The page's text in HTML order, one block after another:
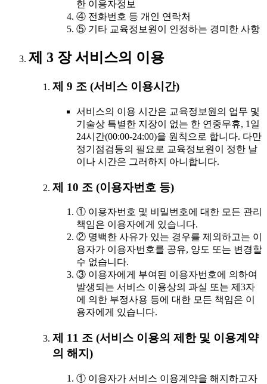
한 이용자정보
④ 전화번호 등 개인 연락처
⑤ 기타 교육정보원이 인정하는 경미한 사항
제 3 장 서비스의 이용
제 9 조 (서비스 이용시간)
서비스의 이용 시간은 교육정보원의 업무 및
기술상 특별한 지장이 없는 한 연중무휴, 1일
24시간(00:00-24:00)을 원칙으로 합니다. 다만
정기점검등의 필요로 교육정보원이 정한 날
이나 시간은 그러하지 아니합니다.
제 10 조 (이용자번호 등)
① 이용자번호 및 비밀번호에 대한 모든 관리
책임은 이용자에게 있습니다.
② 명백한 사유가 있는 경우를 제외하고는 이
용자가 이용자번호를 공유, 양도 또는 변경할
수 없습니다.
③ 이용자에게 부여된 이용자번호에 의하여
발생되는 서비스 이용상의 과실 또는 제3자
에 의한 부정사용 등에 대한 모든 책임은 이
용자에게 있습니다.
제 11 조 (서비스 이용의 제한 및 이용계약
의 해지)
① 이용자가 서비스 이용계약을 해지하고자